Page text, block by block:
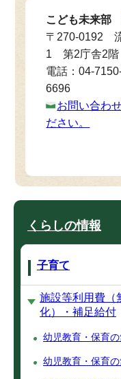
こども未来
〒270-0192
1 第2庁舎2階
電話：04-
6696
お問い合わ
ださい。
くらしの情報
子育て
施設等利用費（
化）・補足給付
幼児教育・保育
幼児教育・保育